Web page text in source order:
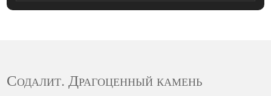
Содалит. Драгоценный камень